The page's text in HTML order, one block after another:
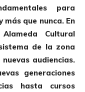
para
que nunca. En
Cultural
de la zona
audiencias.
generaciones
hasta cursos